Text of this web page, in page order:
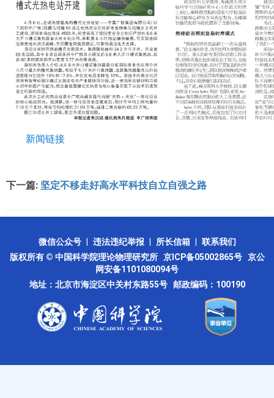
新闻链接
下一篇: 坚定不移走好高水平科技自立自强之路
微信公众号 违法违纪举报 所长信箱
联系我们
版权所有 © 中国科学院理论物理研究所 京ICP备05002865号 京公
网安备1101080094号
地址：北京市海淀区中关村东路55号 邮政编码：100190